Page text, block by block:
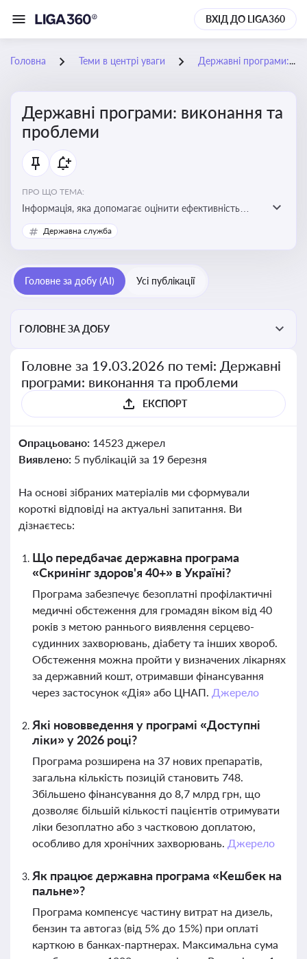
ВХІД ДО LIGA360
Головна Теми в центрі уваги Державні програми: виконання та проблеми
Державні програми: виконання та
проблеми
ПРО ЩО ТЕМА:
Інформація, яка допомагає оцінити ефективність
використання бюджетних коштів, виявити проблеми
реалізації та знайти шляхи їх удосконалення
Державна служба
Головне за добу (AI) Усі публікації
ГОЛОВНЕ ЗА ДОБУ
Головне за 19.03.2026 по темі: Державні
програми: виконання та проблеми
ЕКСПОРТ
Опрацьовано: 14523 джерел
Виявлено: 5 публікацій за 19 березня
На основі зібраних матеріалів ми сформували
короткі відповіді на актуальні запитання. Ви
дізнаєтесь:
Що передбачає державна програма
«Скринінг здоров'я 40+» в Україні?
Програма забезпечує безоплатні профілактичні
медичні обстеження для громадян віком від 40
років з метою раннього виявлення серцево-
судинних захворювань, діабету та інших хвороб.
Обстеження можна пройти у визначених лікарнях
за державний кошт, отримавши фінансування
через застосунок «Дія» або ЦНАП. Джерело
Які нововведення у програмі «Доступні
ліки» у 2026 році?
Програма розширена на 37 нових препаратів,
загальна кількість позицій становить 748.
Збільшено фінансування до 8,7 млрд грн, що
дозволяє більшій кількості пацієнтів отримувати
ліки безоплатно або з частковою доплатою,
особливо для хронічних захворювань. Джерело
Як працює державна програма «Кешбек на
пальне»?
Програма компенсує частину витрат на дизель,
бензин та автогаз (від 5% до 15%) при оплаті
карткою в банках-партнерах. Максимальна сума